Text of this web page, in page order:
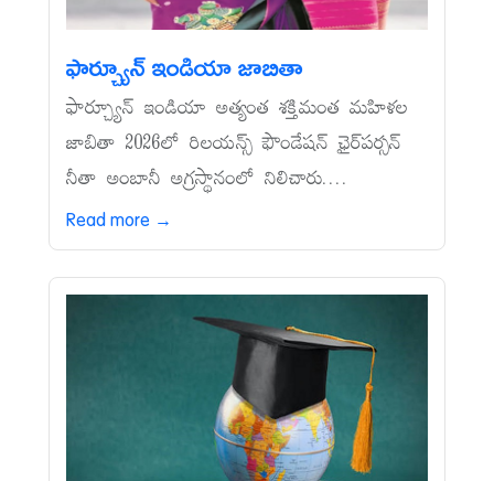
ఫార్చ్యూన్‌ ఇండియా జాబితా
ఫార్చ్యూన్‌ ఇండియా అత్యంత శక్తిమంత మహిళల
జాబితా 2026లో రిలయన్స్‌ ఫౌండేషన్‌ ఛైర్‌పర్సన్‌
నీతా అంబానీ అగ్రస్థానంలో నిలిచారు....
Read more →